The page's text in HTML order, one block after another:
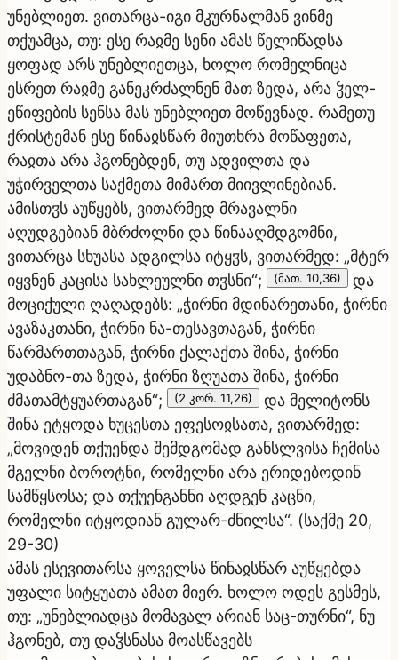
უნებლიეთ. ვითარცა-იგი მკურნალმან ვინმე
თქუამცა, თუ: ესე რაჲმე სენი ამას წელიწადსა
ყოფად არს უნებლიეთცა, ხოლო რომელნიცა
ესრეთ რაჲმე განეკრძალნენ მათ ზედა, არა ჴელ-
ეწიფების სენსა მას უნებლიეთ მოწევნად. რამეთუ
ქრისტემან ესე წინაჲსწარ მიუთხრა მოწაფეთა,
რაჲთა არა ჰგონებდენ, თუ ადვილთა და
უჭირველთა საქმეთა მიმართ მიივლინებიან.
ამისთჳს აუწყებს, ვითარმედ მრავალნი
აღუდგებიან მბრძოლნი და წინააღმდგომნი,
ვითარცა სხუასა ადგილსა იტყჳს, ვითარმედ: „მტერ
იყვნენ კაცისა სახლეულნი თჳსნი“;
(მათ. 10,36)
და
მოციქული ღაღადებს: „ჭირნი მდინარეთანი, ჭირნი
ავაზაკთანი, ჭირნი ნა-თესავთაგან, ჭირნი
წარმართთაგან, ჭირნი ქალაქთა შინა, ჭირნი
უდაბნო-თა ზედა, ჭირნი ზღუათა შინა, ჭირნი
ძმათამტყუართაგან“;
(2 კორ. 11,26)
და მელიტონს
შინა ეტყოდა ხუცესთა ეფესოჲსათა, ვითარმედ:
„მოვიდენ თქუენდა შემდგომად განსლვისა ჩემისა
მგელნი ბოროტნი, რომელნი არა ერიდებოდინ
სამწყსოსა; და თქუენგანნი აღდგენ კაცნი,
რომელნი იტყოდიან გულარ-ძნილსა“. (საქმე 20,
29-30)
ამას ესევითარსა ყოველსა წინაჲსწარ აუწყებდა
უფალი სიტყუათა ამათ მიერ. ხოლო ოდეს გესმეს,
თუ: „უნებლიადცა მომავალ არიან საც-თურნი“, ნუ
ჰგონებ, თუ დაჴსნასა მოასწავებს